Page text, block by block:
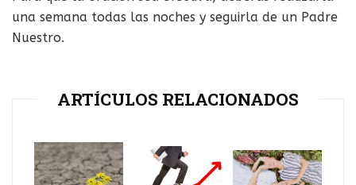
una semana todas las noches y seguirla de un Padre
Nuestro.
ARTÍCULOS RELACIONADOS